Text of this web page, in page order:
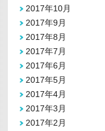
2017年10月
2017年9月
2017年8月
2017年7月
2017年6月
2017年5月
2017年4月
2017年3月
2017年2月